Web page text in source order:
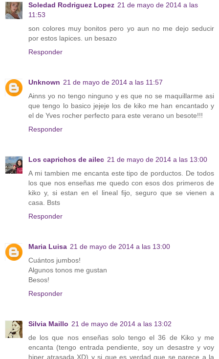
Soledad Rodriguez Lopez 21 de mayo de 2014 a las
11:53
son colores muy bonitos pero yo aun no me dejo seducir
por estos lapices. un besazo
Responder
Unknown 21 de mayo de 2014 a las 11:57
Ainns yo no tengo ninguno y es que no se maquillarme asi
que tengo lo basico jejeje los de kiko me han encantado y
el de Yves rocher perfecto para este verano un besote!!!
Responder
Los caprichos de ailec 21 de mayo de 2014 a las 13:00
A mi tambien me encanta este tipo de porductos. De todos
los que nos enseñas me quedo con esos dos primeros de
kiko y, si estan en el lineal fijo, seguro que se vienen a
casa. Bsts
Responder
Maria Luisa 21 de mayo de 2014 a las 13:00
Cuántos jumbos!
Algunos tonos me gustan
Besos!
Responder
Silvia Maillo 21 de mayo de 2014 a las 13:02
de los que nos enseñas solo tengo el 36 de Kiko y me
encanta (tengo entrada pendiente, soy un desastre y voy
hiper atrasada XD) y si que es verdad que se parece a la